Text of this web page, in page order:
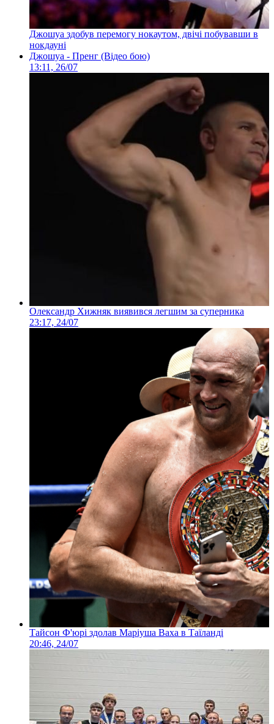
Джошуа здобув перемогу нокаутом, двічі побувавши в
нокдауні
Джошуа - Пренг (Відео бою)
13:11, 26/07
Олександр Хижняк виявився легшим за суперника
23:17, 24/07
Тайсон Ф'юрі здолав Маріуша Ваха в Таїланді
20:46, 24/07